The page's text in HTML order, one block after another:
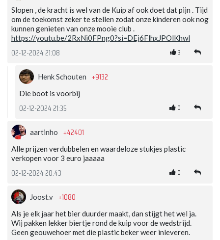
Slopen , de kracht is wel van de Kuip af ook doet dat pijn . Tijd
om de toekomst zeker te stellen zodat onze kinderen ook nog
kunnen genieten van onze mooie club .
https://youtu.be/2RxNi0FPng0?si=DEj6FlhxJPOlKhwl
02-12-2024 21:08 3
Henk Schouten +9132
Die boot is voorbij
02-12-2024 21:35 0
aartinho +42401
Alle prijzen verdubbelen en waardeloze stukjes plastic
verkopen voor 3 euro jaaaaa
02-12-2024 20:43 0
Joost.v +1080
Als je elk jaar het bier duurder maakt, dan stijgt het wel ja.
Wij pakken lekker biertje rond de kuip voor de wedstrijd.
Geen geouwehoer met die plastic beker weer inleveren.